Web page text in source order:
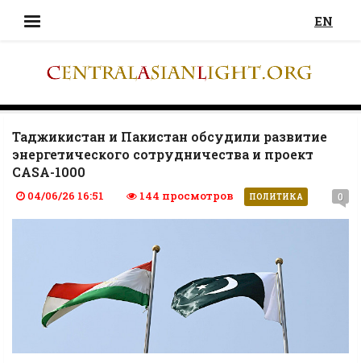
EN
Таджикистан и Пакистан обсудили развитие
энергетического сотрудничества и проект
CASA-1000
04/06/26 16:51 144 просмотров ПОЛИТИКА 0